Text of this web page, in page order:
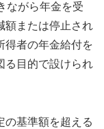
ながら年金を受
額または停止され
得者の年金給付を
る目的で設けられ
の基準額を超える